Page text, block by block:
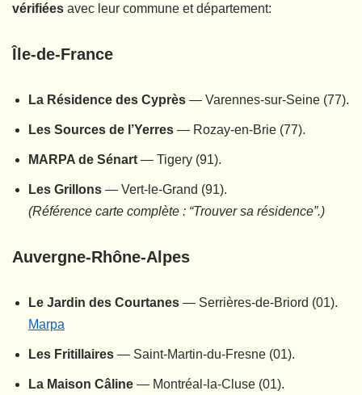
vérifiées avec leur commune et département:
Île-de-France
La Résidence des Cyprès — Varennes-sur-Seine (77).
Les Sources de l’Yerres — Rozay-en-Brie (77).
MARPA de Sénart — Tigery (91).
Les Grillons — Vert-le-Grand (91).
(Référence carte complète : “Trouver sa résidence”.)
Auvergne-Rhône-Alpes
Le Jardin des Courtanes — Serrières-de-Briord (01).
Marpa
Les Fritillaires — Saint-Martin-du-Fresne (01).
La Maison Câline — Montréal-la-Cluse (01).